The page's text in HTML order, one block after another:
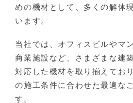
めの機材として、多くの解体
います。
当社では、オフィスビルやマ
商業施設など、さまざまな建
対応した機材を取り揃えてお
の施工条件に合わせた最適な
す。